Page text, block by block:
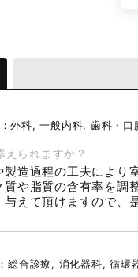
外科, 一般内科, 歯科・口
られますか？
造過程の工夫により
や脂質の含有率を調
えて頂けますので、
総合診療, 消化器科, 循環